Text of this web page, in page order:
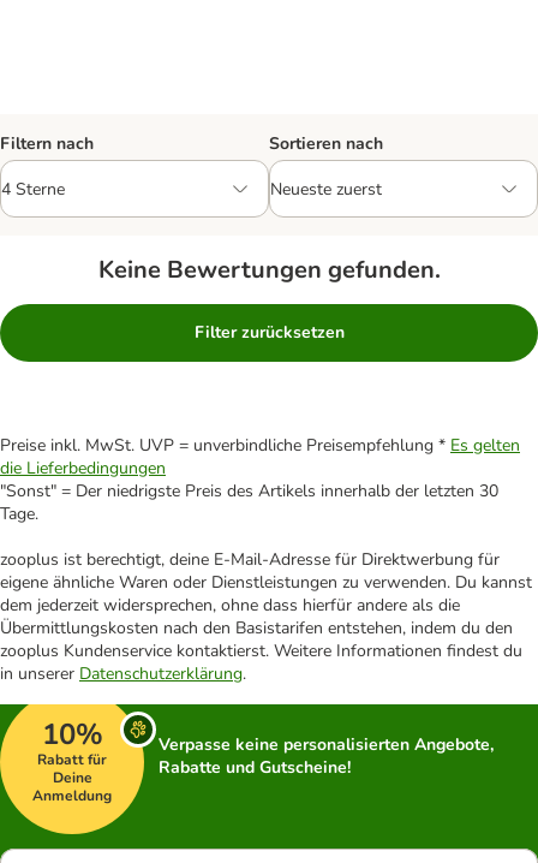
Filtern nach Sortieren nach
Keine Bewertungen gefunden.
Filter zurücksetzen
Preise inkl. MwSt. UVP = unverbindliche Preisempfehlung * Es gelten
die Lieferbedingungen
"Sonst" = Der niedrigste Preis des Artikels innerhalb der letzten 30
Tage.
zooplus ist berechtigt, deine E-Mail-Adresse für Direktwerbung für
eigene ähnliche Waren oder Dienstleistungen zu verwenden. Du kannst
dem jederzeit widersprechen, ohne dass hierfür andere als die
Übermittlungskosten nach den Basistarifen entstehen, indem du den
zooplus Kundenservice kontaktierst. Weitere Informationen findest du
in unserer Datenschutzerklärung.
10%
Rabatt für
Deine
Anmeldung
Verpasse keine personalisierten Angebote,
Rabatte und Gutscheine!